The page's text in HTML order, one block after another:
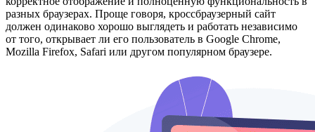
разных браузерах. Проще говоря, кроссбраузерный сайт
должен одинаково хорошо выглядеть и работать независимо
от того, открывает ли его пользователь в Google Chrome,
Mozilla Firefox, Safari или другом популярном браузере.